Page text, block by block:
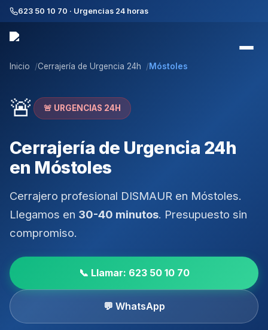
623 50 10 70 · Urgencias 24 horas
Inicio Cerrajería de Urgencia 24h Móstoles
🚨 🚨 URGENCIAS 24H
Cerrajería de Urgencia 24h
en Móstoles
Cerrajero profesional DISMAUR en Móstoles.
Llegamos en 30-40 minutos. Presupuesto sin
compromiso.
📞 Llamar: 623 50 10 70
💬 WhatsApp